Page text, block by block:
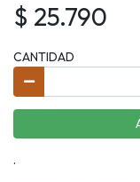
$ 25.790
CANTIDAD
.